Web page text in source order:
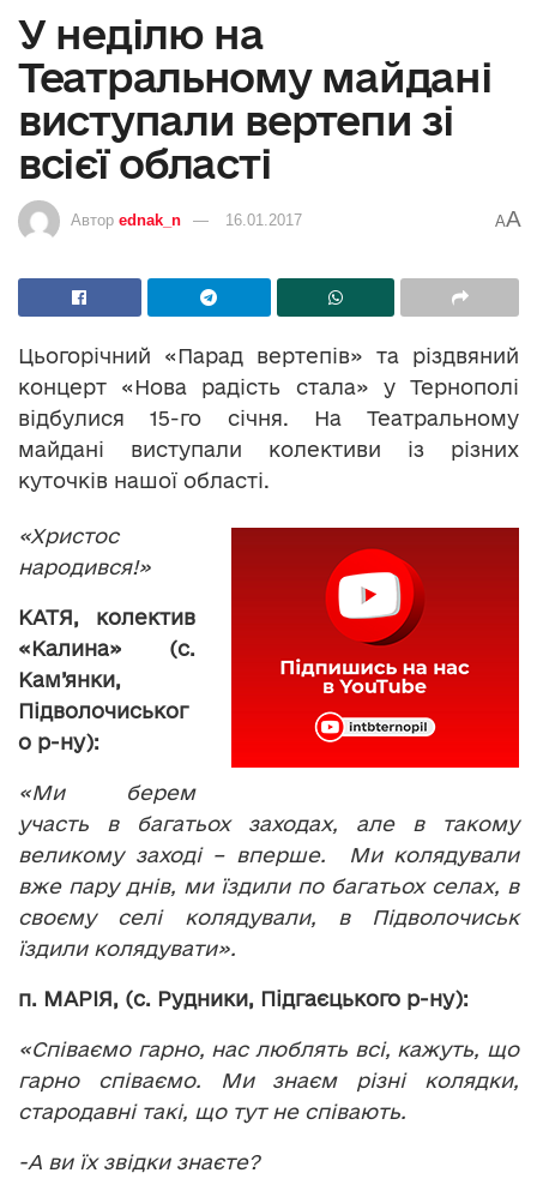
У неділю на
Театральному майдані
виступали вертепи зі
всієї області
Автор ednak_n 16.01.2017 AA
Цьогорічний «Парад вертепів» та різдвяний
концерт «Нова радість стала» у Тернополі
відбулися 15-го січня. На Театральному
майдані виступали колективи із різних
куточків нашої області.
«Христос
народився!»
КАТЯ, колектив
«Калина» (с.
Кам’янки,
Підволочиськог
о р-ну):
«Ми берем
участь в багатьох заходах, але в такому
великому заході – вперше. Ми колядували
вже пару днів, ми їздили по багатьох селах, в
своєму селі колядували, в Підволочиськ
їздили колядувати».
п. МАРІЯ, (с. Рудники, Підгаєцького р-ну):
«Співаємо гарно, нас люблять всі, кажуть, що
гарно співаємо. Ми знаєм різні колядки,
стародавні такі, що тут не співають.
-А ви їх звідки знаєте?